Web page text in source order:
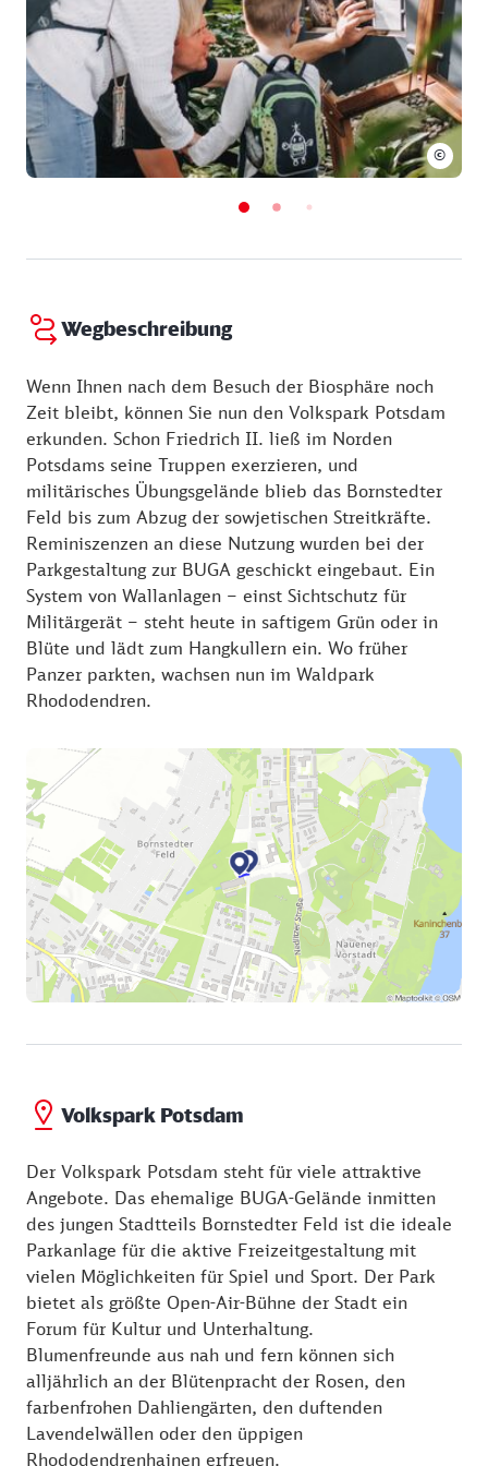
kulinarischen Pause ein, um die gesammelten
Eindrücke in entspannter Runde Revue passieren zu
lassen.
Tipp: Wechselnde Sonderausstellungen, Führungen
und Workshops bieten faszinierende Einblicke in die
Geheimnisse von Flora und Fauna. Als
Potsdam zudem optimale Möglichkeiten für einen
Bundesfreiwilligendienst, Freiwilligen Sozialen Jahr
oder Freiwilligen Ökologischen Jahr.
Kinder: 14,00 €
Kinder: 11,00 €
Kinder: 7,00 €
©
Wegbeschreibung
Wenn Ihnen nach dem Besuch der Biosphäre noch
Zeit bleibt, können Sie nun den Volkspark Potsdam
erkunden. Schon Friedrich II. ließ im Norden
Potsdams seine Truppen exerzieren, und
militärisches Übungsgelände blieb das Bornstedter
Feld bis zum Abzug der sowjetischen Streitkräfte.
Reminiszenzen an diese Nutzung wurden bei der
Parkgestaltung zur BUGA geschickt eingebaut. Ein
System von Wallanlagen – einst Sichtschutz für
Militärgerät – steht heute in saftigem Grün oder in
Blüte und lädt zum Hangkullern ein. Wo früher
Panzer parkten, wachsen nun im Waldpark
Rhododendren.
Volkspark Potsdam
Der Volkspark Potsdam steht für viele attraktive
Angebote. Das ehemalige BUGA-Gelände inmitten
des jungen Stadtteils Bornstedter Feld ist die ideale
Parkanlage für die aktive Freizeitgestaltung mit
vielen Möglichkeiten für Spiel und Sport. Der Park
bietet als größte Open-Air-Bühne der Stadt ein
Forum für Kultur und Unterhaltung.
Blumenfreunde aus nah und fern können sich
alljährlich an der Blütenpracht der Rosen, den
farbenfrohen Dahliengärten, den duftenden
Lavendelwällen oder den üppigen
Rhododendrenhainen erfreuen.